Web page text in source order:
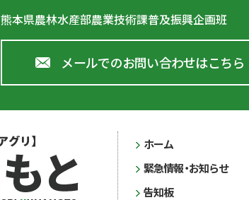
熊本県農林水産部農業技術課普及振興企画班
メールでのお問い合わせはこちら
ホーム
緊急情報・お知らせ
告知板